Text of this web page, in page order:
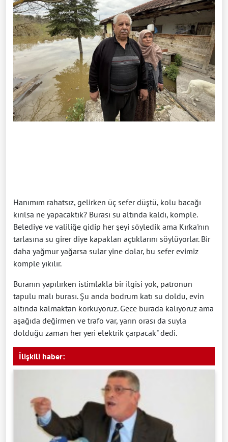
Hanımım rahatsız, gelirken üç sefer düştü, kolu bacağı
kırılsa ne yapacaktık? Burası su altında kaldı, komple.
Belediye ve valiliğe gidip her şeyi söyledik ama Kırka'nın
tarlasına su girer diye kapakları açtıklarını söylüyorlar. Bir
daha yağmur yağarsa sular yine dolar, bu sefer evimiz
komple yıkılır.
Buranın yapılırken istimlakla bir ilgisi yok, patronun
tapulu malı burası. Şu anda bodrum katı su doldu, evin
altında kalmaktan korkuyoruz. Gece burada kalıyoruz ama
aşağıda değirmen ve trafo var, yarın orası da suyla
dolduğu zaman her yeri elektrik çarpacak" dedi.
İlişkili haber: